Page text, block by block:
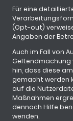
Für eine
(Opt-out)
Angaben der
Auch im Fall von
Geltendmachung
hin, dass diese
gemacht werden
auf die
Maßnahmen
dennoch Hilfe
wenden.